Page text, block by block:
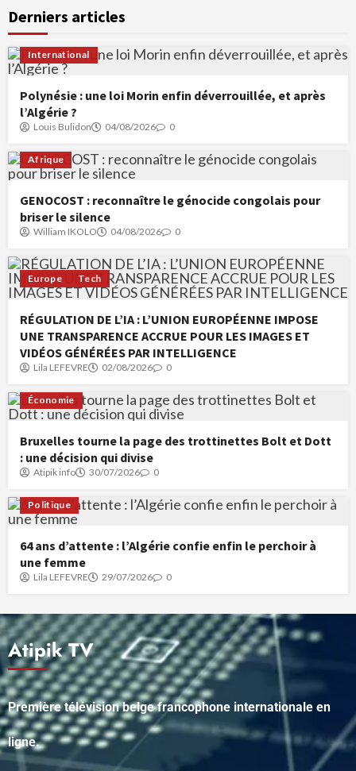
Derniers articles
International
Polynésie : une loi Morin enfin déverrouillée, et après
l’Algérie ?
Louis Bulidon 04/08/2026 0
Afrique
GENOCOST : reconnaître le génocide congolais pour
briser le silence
William IKOLO 04/08/2026 0
Europe Tech
RÉGULATION DE L’IA : L’UNION EUROPÉENNE IMPOSE
UNE TRANSPARENCE ACCRUE POUR LES IMAGES ET
VIDÉOS GÉNÉRÉES PAR INTELLIGENCE
Lila LEFEVRE 02/08/2026 0
Économie
Bruxelles tourne la page des trottinettes Bolt et Dott
: une décision qui divise
Atipik info 30/07/2026 0
Politique
64 ans d’attente : l’Algérie confie enfin le perchoir à
une femme
Lila LEFEVRE 29/07/2026 0
Atipik TV
Première télévision belge francophone internationale en
ligne.